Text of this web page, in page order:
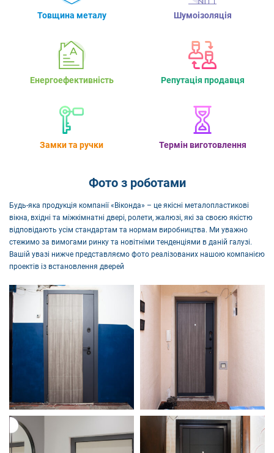
Товщина металу
Енергоефективність
Замки та ручки
Шумоізоляція
Репутація продавця
Термін виготовлення
Фото з роботами
Будь-яка продукція компанії «Віконда» – це якісні металопластикові
вікна, вхідні та міжкімнатні двері, ролети, жалюзі, які за своєю якістю
відповідають усім стандартам та нормам виробництва. Ми уважно
стежимо за вимогами ринку та новітніми тенденціями в даній галузі.
Вашій увазі нижче представляємо фото реалізованих нашою компанією
проектів із встановлення дверей